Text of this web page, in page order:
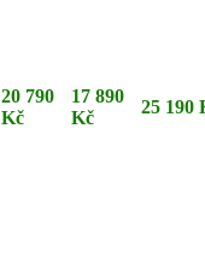
20 790
Kč
17 890
Kč
25 190